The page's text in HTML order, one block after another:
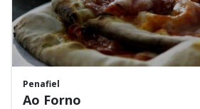
Penafiel
Ao Forno